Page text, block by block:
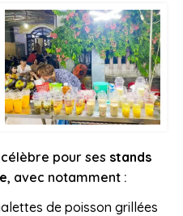
pour ses stands
, avec notamment :
de poisson grillées